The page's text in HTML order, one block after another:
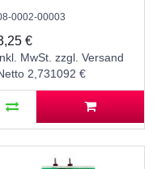
und 6
0002-00003
€
MwSt. zzgl. Versand
2,731092 €